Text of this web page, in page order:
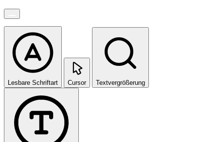
Lesbare Schriftart Cursor Textvergrößerung